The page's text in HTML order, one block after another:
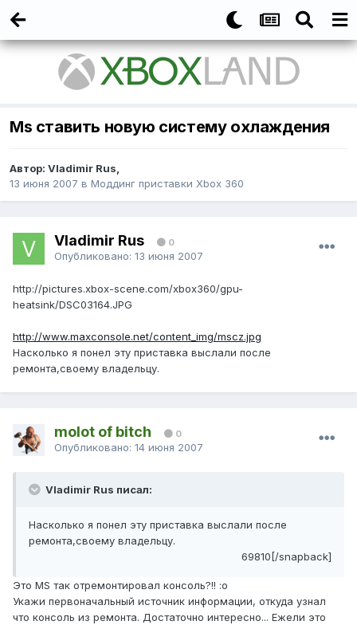
Ms ставить новую систему охлаждения
Автор: Vladimir Rus,
13 июня 2007 в Моддинг приставки Xbox 360
Vladimir Rus 0
Опубликовано: 13 июня 2007
http://pictures.xbox-scene.com/xbox360/gpu-
heatsink/DSC03164.JPG
http://www.maxconsole.net/content_img/mscz.jpg
Насколько я понел эту приставка выслали после
ремонта,своему владельцу.
molot of bitch 0
Опубликовано: 14 июня 2007
Vladimir Rus писал:
Насколько я понел эту приставка выслали после
ремонта,своему владельцу.
69810[/snapback]
Это MS так отремонтировал консоль?!! :o
Укажи первоначальный источник информации, откуда узнал
что консоль из ремонта. Достаточно интересно... Ежели это